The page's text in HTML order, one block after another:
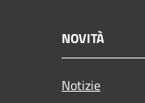
NOVITÀ
Notizie